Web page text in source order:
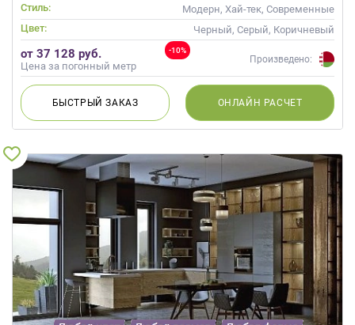
Стиль:
Модерн, Хай-тек, Современные
Цвет:
Черный, Серый, Коричневый
-10%
от 37 128 руб.
Цена за погонный метр
Произведено:
БЫСТРЫЙЗАКАЗ ОНЛАЙН РАСЧЕТ